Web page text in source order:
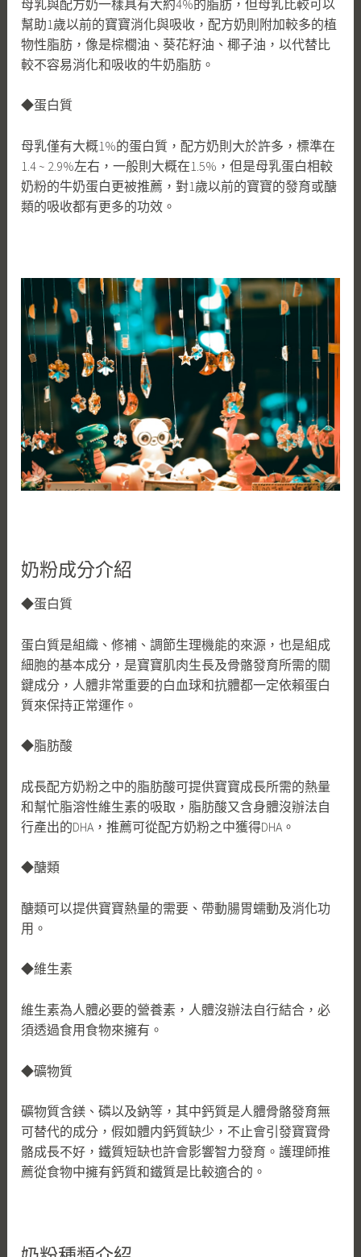
母乳與配方奶一樣具有大約4%的脂肪，但母乳比較可以
幫助1歲以前的寶寶消化與吸收，配方奶則附加較多的植
物性脂肪，像是棕櫚油、葵花籽油、椰子油，以代替比
較不容易消化和吸收的牛奶脂肪。
◆蛋白質
母乳僅有大概1%的蛋白質，配方奶則大於許多，標準在
1.4 ~ 2.9%左右，一般則大概在1.5%，但是母乳蛋白相較
奶粉的牛奶蛋白更被推薦，對1歲以前的寶寶的發育或醣
類的吸收都有更多的功效。
奶粉成分介紹
◆蛋白質
蛋白質是組織、修補、調節生理機能的來源，也是組成
細胞的基本成分，是寶寶肌肉生長及骨骼發育所需的關
鍵成分，人體非常重要的白血球和抗體都一定依賴蛋白
質來保持正常運作。
◆脂肪酸
成長配方奶粉之中的脂肪酸可提供寶寶成長所需的熱量
和幫忙脂溶性維生素的吸取，脂肪酸又含身體沒辦法自
行產出的DHA，推薦可從配方奶粉之中獲得DHA。
◆醣類
醣類可以提供寶寶熱量的需要、帶動腸胃蠕動及消化功
用。
◆維生素
維生素為人體必要的營養素，人體沒辦法自行結合，必
須透過食用食物來擁有。
◆礦物質
礦物質含鎂、磷以及鈉等，其中鈣質是人體骨骼發育無
可替代的成分，假如體内鈣質缺少，不止會引發寶寶骨
骼成長不好，鐵質短缺也許會影響智力發育。護理師推
薦從食物中擁有鈣質和鐵質是比較適合的。